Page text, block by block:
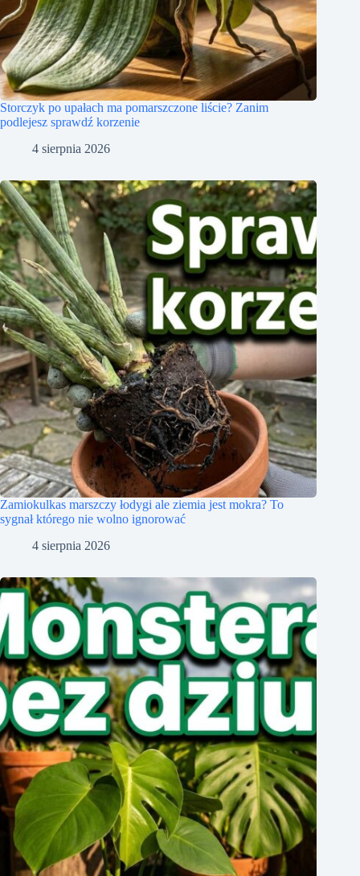
Storczyk po upałach ma pomarszczone liście? Zanim
podlejesz sprawdź korzenie
4 sierpnia 2026
Zamiokulkas marszczy łodygi ale ziemia jest mokra? To
sygnał którego nie wolno ignorować
4 sierpnia 2026